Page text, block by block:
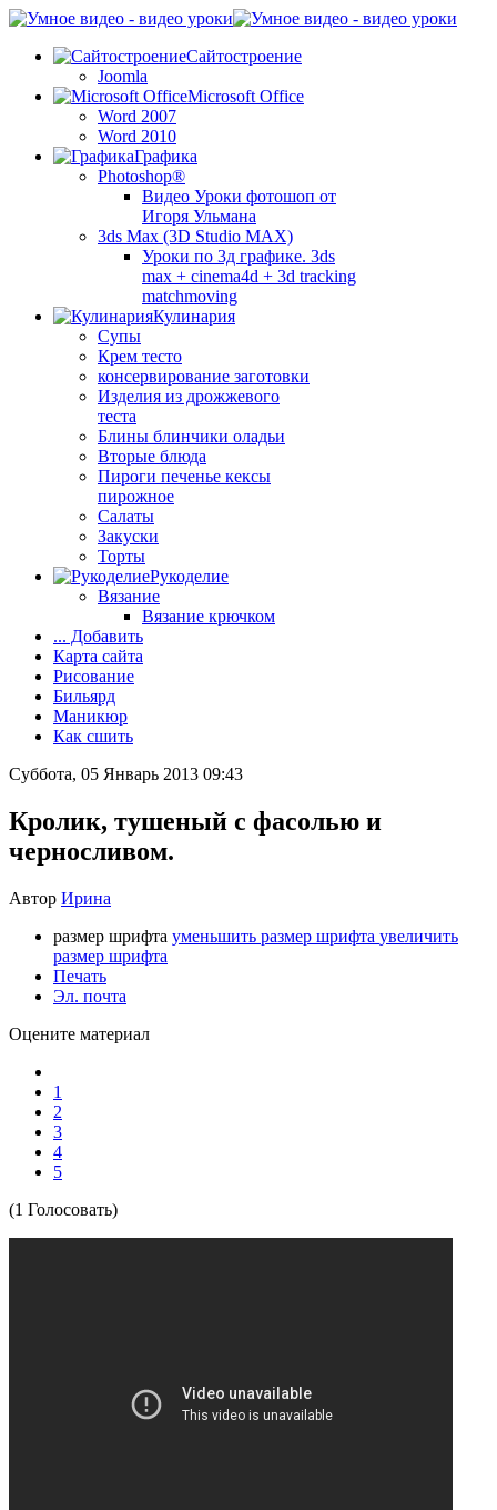
Сайтостроение
Joomla
Microsoft Office
Word 2007
Word 2010
Графика
Photoshop®
Видео Уроки фотошоп от
Игоря Ульмана
3ds Max (3D Studio MAX)
Уроки по 3д графике. 3ds
max + cinema4d + 3d tracking
matchmoving
Кулинария
Супы
Крем тесто
консервирование заготовки
Изделия из дрожжевого
теста
Блины блинчики оладьи
Вторые блюда
Пироги печенье кексы
пирожное
Салаты
Закуски
Торты
Рукоделие
Вязание
Вязание крючком
... Добавить
Карта сайта
Рисование
Бильярд
Маникюр
Как сшить
Суббота, 05 Январь 2013 09:43
Кролик, тушеный с фасолью и
черносливом.
Автор Ирина
размер шрифта уменьшить размер шрифта увеличить
размер шрифта
Печать
Эл. почта
Оцените материал
1
2
3
4
5
(1 Голосовать)